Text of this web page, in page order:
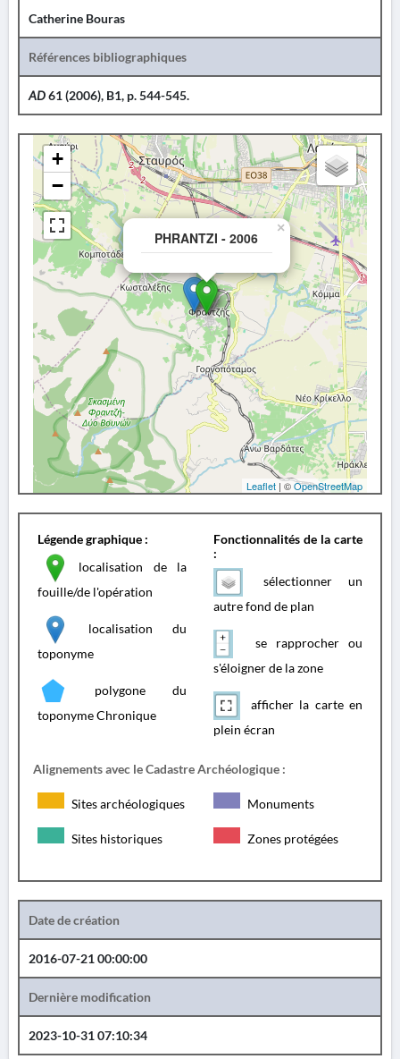
Catherine Bouras
Références bibliographiques
AD61 (2006), B1, p. 544-545.
PHRANTZI - 2006
×
+
−
Leaflet | ©OpenStreetMap
Légende graphique :
localisation de la
fouille/de l'opération
localisation du
toponyme
polygone du
toponyme Chronique
Fonctionnalités de la carte
:
sélectionner un
autre fond de plan
se rapprocher ou
s'éloigner de la zone
afficher la carte en
plein écran
Alignements avec le Cadastre Archéologique :
Sites archéologiques Monuments
Sites historiques Zones protégées
Date de création
2016-07-21 00:00:00
Dernière modification
2023-10-31 07:10:34